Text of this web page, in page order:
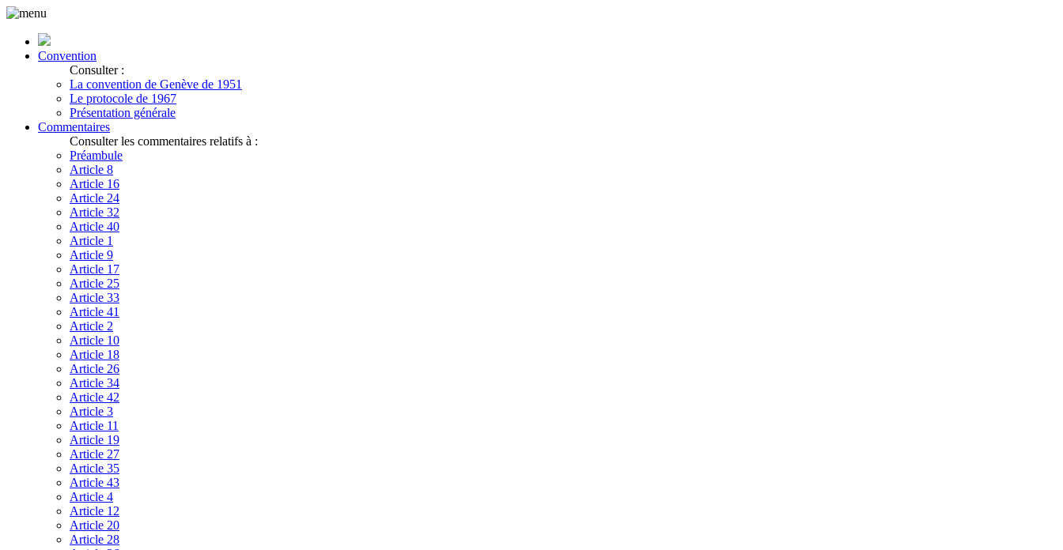
Convention
Consulter :
La convention de Genève de 1951
Le protocole de 1967
Présentation générale
Commentaires
Consulter les commentaires relatifs à :
Préambule
Article 8
Article 16
Article 24
Article 32
Article 40
Article 1
Article 9
Article 17
Article 25
Article 33
Article 41
Article 2
Article 10
Article 18
Article 26
Article 34
Article 42
Article 3
Article 11
Article 19
Article 27
Article 35
Article 43
Article 4
Article 12
Article 20
Article 28